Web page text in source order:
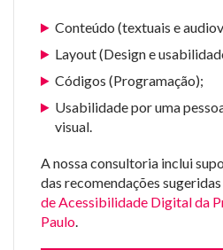
Conteúdo (textuais e
Layout (Design e
Códigos (Programação);
Usabilidade por uma
visual.
A nossa consultoria inclui
das recomendações
de Acessibilidade Digital da
Paulo.